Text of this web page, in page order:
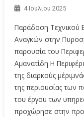
4 Ιουλίου 2025
Παράδοση Τεχνικού
Αναγκών στην
παρουσία του
Αμανατίδη Η
της διαρκούς
της περιουσίας των
του έργου των
προχώρησε στην